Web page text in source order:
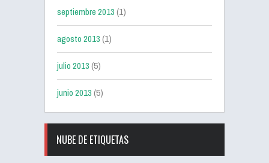
septiembre 2013(1)
agosto 2013(1)
julio 2013(5)
junio 2013(5)
NUBE DE ETIQUETAS